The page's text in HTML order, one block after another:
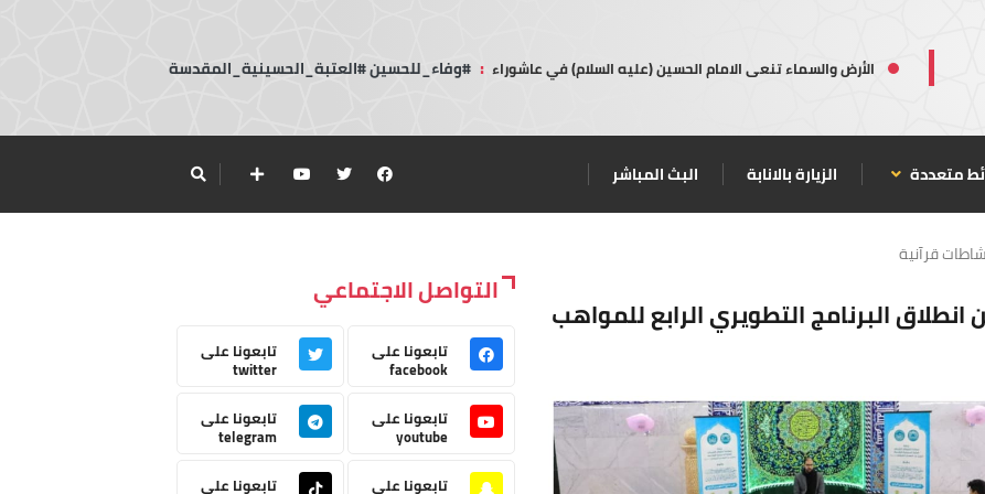
الأرض والسماء تنعى الامام الحسين (عليه السلام) في عاشوراء : #وفاء_للحسين #العتبة_الحسينية_المقدسة
متعددة الزيارة بالانابة البث المباشر
قرآنية
انطلاق البرنامج التطويري الرابع للمواهب
التواصل الاجتماعي
تابعونا على
facebook
تابعونا على
twitter
تابعونا على
youtube
تابعونا على
telegram
تابعونا على
تابعونا على